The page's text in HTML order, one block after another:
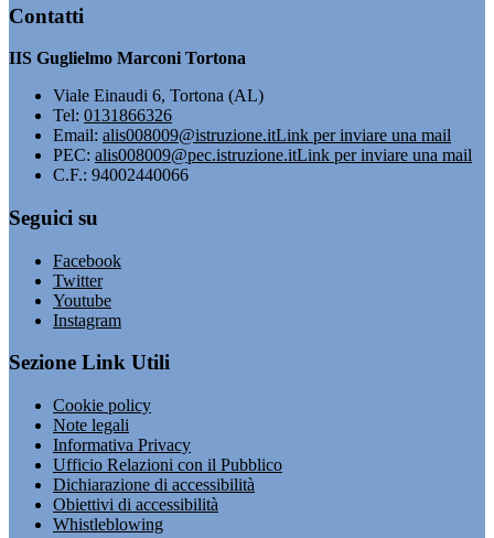
Contatti
IIS Guglielmo Marconi Tortona
Viale Einaudi 6, Tortona (AL)
Tel: 0131866326
Email: alis008009@istruzione.itLink per inviare una mail
PEC: alis008009@pec.istruzione.itLink per inviare una mail
C.F.: 94002440066
Seguici su
Facebook
Twitter
Youtube
Instagram
Sezione Link Utili
Cookie policy
Note legali
Informativa Privacy
Ufficio Relazioni con il Pubblico
Dichiarazione di accessibilità
Obiettivi di accessibilità
Whistleblowing